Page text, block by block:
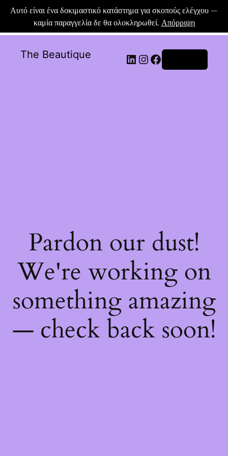
Αυτό είναι ένα δοκιμαστικό κατάστημα για σκοπούς ελέγχου —
καμία παραγγελία δε θα ολοκληρωθεί. Απόρριψη
The Beautique
Pardon our dust!
We're working on
something amazing
— check back soon!